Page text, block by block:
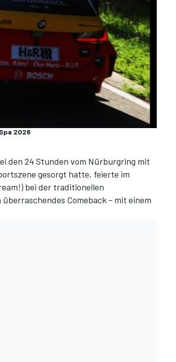
2026
den 24 Stunden vom Nürburgring mit
gesorgt hatte, feierte im
) bei der traditionellen
Comeback - mit einem